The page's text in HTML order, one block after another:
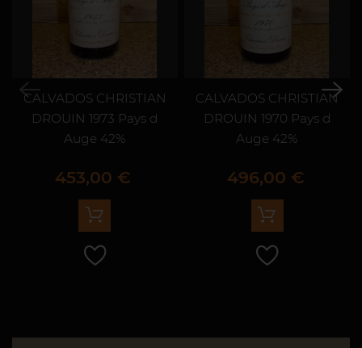
CALVADOS CHRISTIAN
DROUIN 1973 Pays d
Auge 42%
Prix
453,00 €
CALVADOS CHRISTIAN
DROUIN 1970 Pays d
Auge 42%
Prix
496,00 €